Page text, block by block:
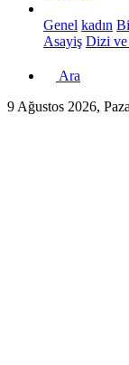
Genel kadın
Asayiş Dizi
Ara
9 Ağustos 2026,